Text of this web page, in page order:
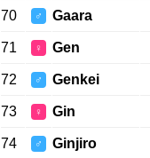
70 ♂ Gaara
71 ♀ Gen
72 ♂ Genkei
73 ♀ Gin
74 ♂ Ginjiro